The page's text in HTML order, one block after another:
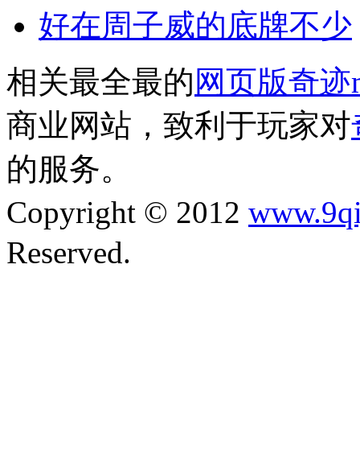
好在周子威的底牌不少
相关最全最的 网页版奇迹
商业网站，致利于玩家对
的服务。
Copyright © 2012
Reserved.